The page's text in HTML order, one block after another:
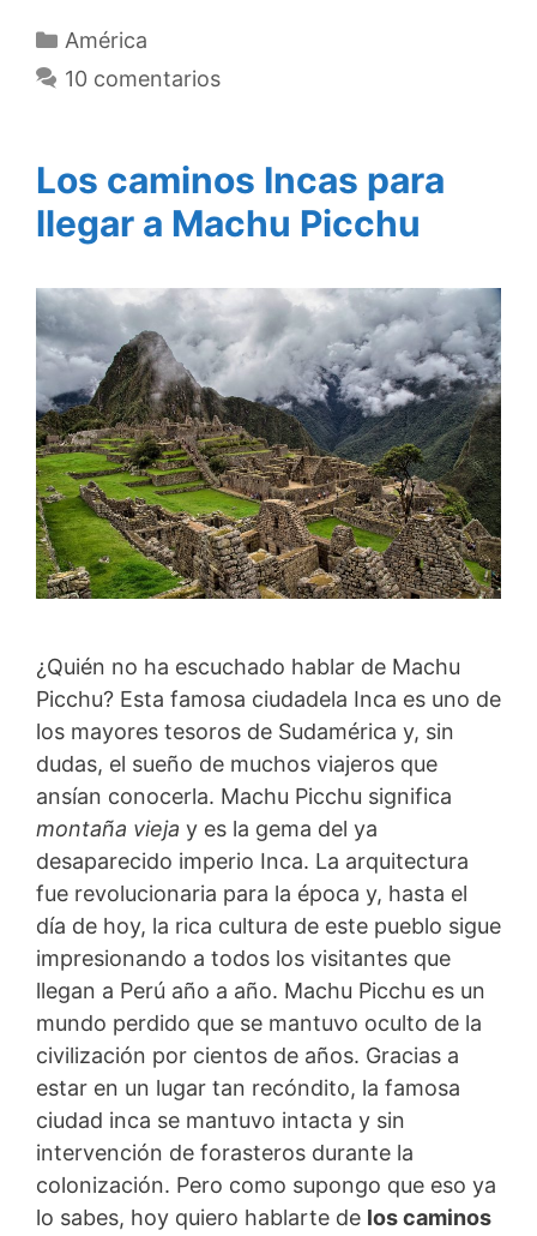
Categorías
América
10 comentarios
Los caminos Incas para
llegar a Machu Picchu
¿Quién no ha escuchado hablar de Machu
Picchu? Esta famosa ciudadela Inca es uno de
los mayores tesoros de Sudamérica y, sin
dudas, el sueño de muchos viajeros que
ansían conocerla. Machu Picchu significa
montaña vieja y es la gema del ya
desaparecido imperio Inca. La arquitectura
fue revolucionaria para la época y, hasta el
día de hoy, la rica cultura de este pueblo sigue
impresionando a todos los visitantes que
llegan a Perú año a año. Machu Picchu es un
mundo perdido que se mantuvo oculto de la
civilización por cientos de años. Gracias a
estar en un lugar tan recóndito, la famosa
ciudad inca se mantuvo intacta y sin
intervención de forasteros durante la
colonización. Pero como supongo que eso ya
lo sabes, hoy quiero hablarte de los caminos